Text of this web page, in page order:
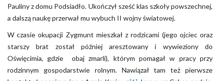
Pauliny z domu Podsiadło. Ukończył sześć klas szkoły powszechnej,
a dalszą naukę przerwał mu wybuch II wojny światowej.
W czasie okupacji Zygmunt mieszkał z rodzicami (jego ojciec oraz
starszy brat został później aresztowany i wywieziony do
Oświęcimia, gdzie obaj zmarli), którym pomagał w pracy przy
rodzinnym gospodarstwie rolnym. Nawiązał tam też pierwsze